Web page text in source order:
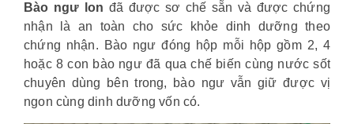
Bào ngư lon đã được sơ chế sẵn và được chứng
nhận là an toàn cho sức khỏe dinh dưỡng theo
chứng nhận. Bào ngư đóng hộp mỗi hộp gồm 2, 4
hoặc 8 con bào ngư đã qua chế biến cùng nước sốt
chuyên dùng bên trong, bào ngư vẫn giữ được vị
ngon cùng dinh dưỡng vốn có.